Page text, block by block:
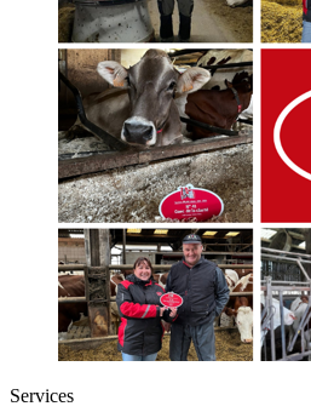
Services